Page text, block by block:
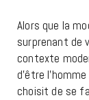
Alors que la
surprenant de
contexte
d’être
choisit de se